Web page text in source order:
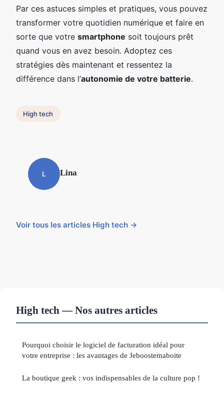
Par ces astuces simples et pratiques, vous pouvez
transformer votre quotidien numérique et faire en
sorte que votre smartphone soit toujours prêt
quand vous en avez besoin. Adoptez ces
stratégies dès maintenant et ressentez la
différence dans l’autonomie de votre batterie.
High tech
L Lina
Voir tous les articles High tech →
High tech — Nos autres articles
Pourquoi choisir le logiciel de facturation idéal pour
votre entreprise : les avantages de Jeboostemaboite
La boutique geek : vos indispensables de la culture pop !